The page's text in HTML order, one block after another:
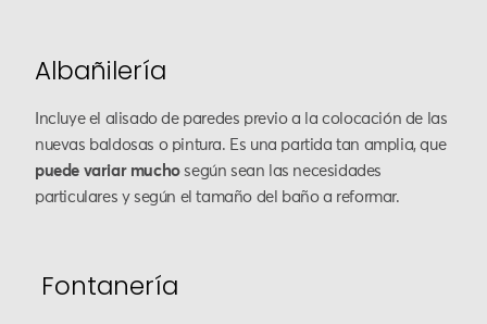
Albañilería
Incluye el alisado de paredes previo a la colocación de las
nuevas baldosas o pintura. Es una partida tan amplia, que
puede variar muchosegún sean las necesidades
particulares y según el tamaño del baño a reformar.
Fontanería